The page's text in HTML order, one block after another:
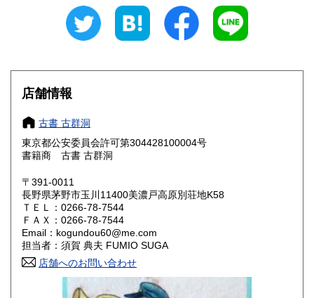
210円 長野県
大阪府 210円 兵庫県
鳥取県 210円 島根県
岡山県 210円
山口県 210円
210円
店舗情報
古書 古群洞
東京都公安委員会許可第304428100004号
書籍商 古書 古群洞
〒391-0011
長野県茅野市玉川11400美濃戸高原別荘地K58
ＴＥＬ：0266-78-7544
ＦＡＸ：0266-78-7544
Email：kogundou60@me.com
担当者：須賀 典夫 FUMIO SUGA
店舗へのお問い合わせ